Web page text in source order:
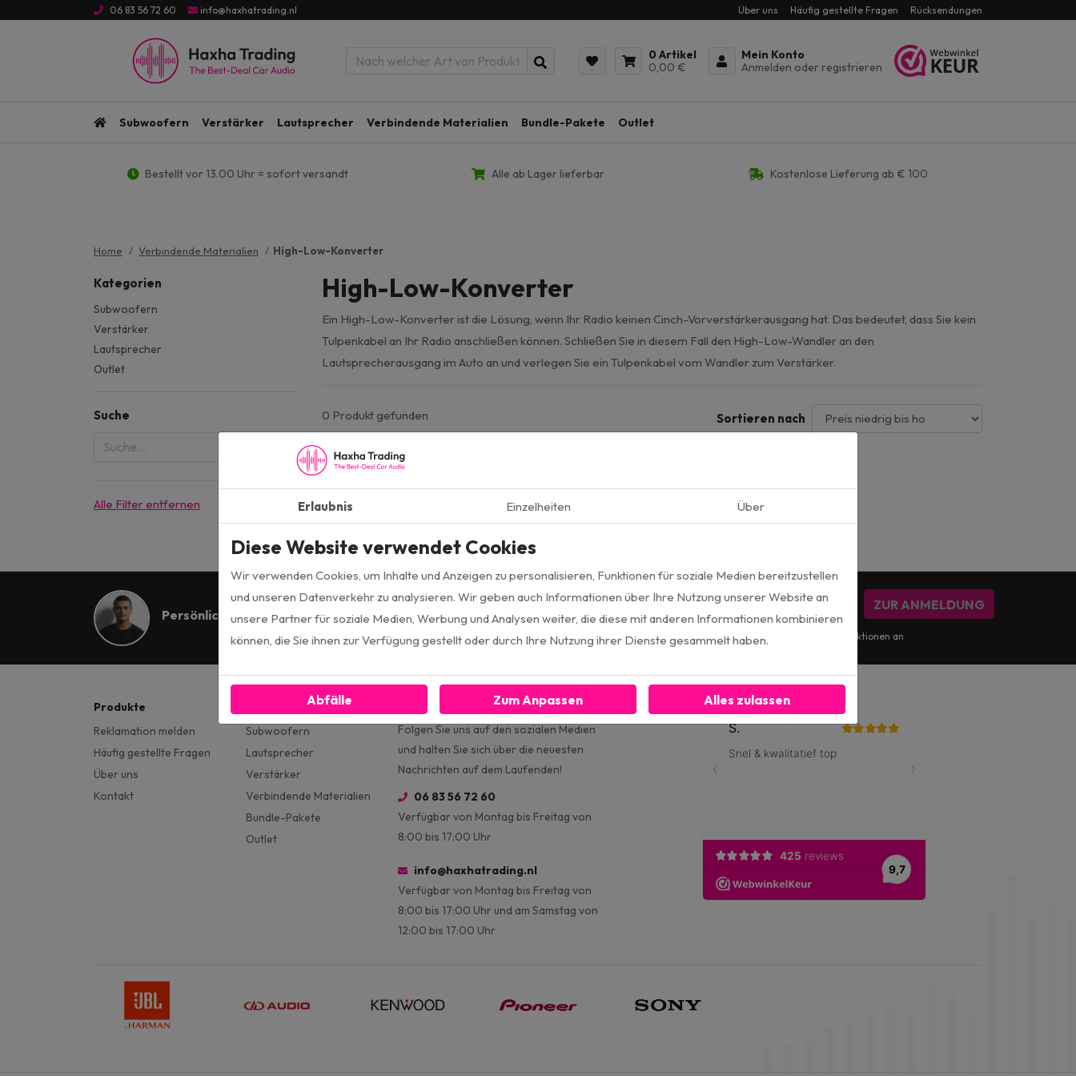
06 83 56 72 60 info@haxhatrading.nl Über uns Häufig gestellte Fragen Rücksendungen
0 Artikel
0,00 €
Mein Konto
Anmelden oder registrieren
Subwoofern Verstärker Lautsprecher Verbindende Materialien Bundle-Pakete Outlet
Bestellt vor 13.00 Uhr = sofort versandt Alle ab Lager lieferbar Kostenlose Lieferung ab € 100
Home Verbindende Materialien High-Low-Konverter
High-Low-Konverter
Ein High-Low-Konverter ist die Lösung, wenn Ihr Radio keinen Cinch-Vorverstärkerausgang hat. Das bedeutet, dass Sie kein
Tulpenkabel an Ihr Radio anschließen können. Schließen Sie in diesem Fall den High-Low-Wandler an den
Lautsprecherausgang im Auto an und verlegen Sie ein Tulpenkabel vom Wandler zum Verstärker.
0 Produkt gefunden Sortieren nach
Kategorien
Subwoofern
Verstärker
Lautsprecher
Outlet
Suche
Alle Filter entfernen
Persönliche Beratung
ZUR ANMELDUNG
Ja, ich melde mich für die monatlichen Marketingaktionen an
Produkte
Reklamation melden
Häufig gestellte Fragen
Über uns
Kontakt
Subwoofern
Lautsprecher
Verstärker
Verbindende Materialien
Bundle-Pakete
Outlet
Informiert bleiben
Folgen Sie uns auf den sozialen Medien
und halten Sie sich über die neuesten
Nachrichten auf dem Laufenden!
06 83 56 72 60
Verfügbar von Montag bis Freitag von
8:00 bis 17:00 Uhr
info@haxhatrading.nl
Verfügbar von Montag bis Freitag von
8:00 bis 17:00 Uhr und am Samstag von
12:00 bis 17:00 Uhr
Erlaubnis Einzelheiten Über
Diese Website verwendet Cookies
Wir verwenden Cookies, um Inhalte und Anzeigen zu personalisieren, Funktionen für soziale Medien bereitzustellen
und unseren Datenverkehr zu analysieren. Wir geben auch Informationen über Ihre Nutzung unserer Website an
unsere Partner für soziale Medien, Werbung und Analysen weiter, die diese mit anderen Informationen kombinieren
können, die Sie ihnen zur Verfügung gestellt oder durch Ihre Nutzung ihrer Dienste gesammelt haben.
Abfälle Zum Anpassen Alles zulassen